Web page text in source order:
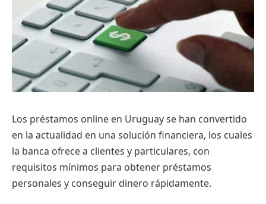
Los préstamos online en Uruguay se han convertido
en la actualidad en una solución financiera, los cuales
la banca ofrece a clientes y particulares, con
requisitos mínimos para obtener préstamos
personales y conseguir dinero rápidamente.